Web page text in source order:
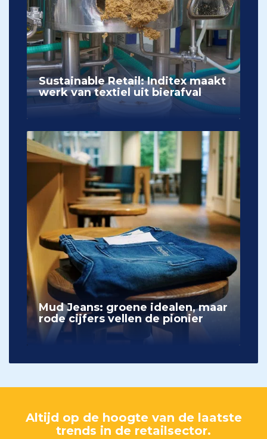
Sustainable Retail: Inditex maakt
werk van textiel uit bierafval
Mud Jeans: groene idealen, maar
rode cijfers vellen de pionier
Altijd op de hoogte van de laatste
trends in de retailsector.